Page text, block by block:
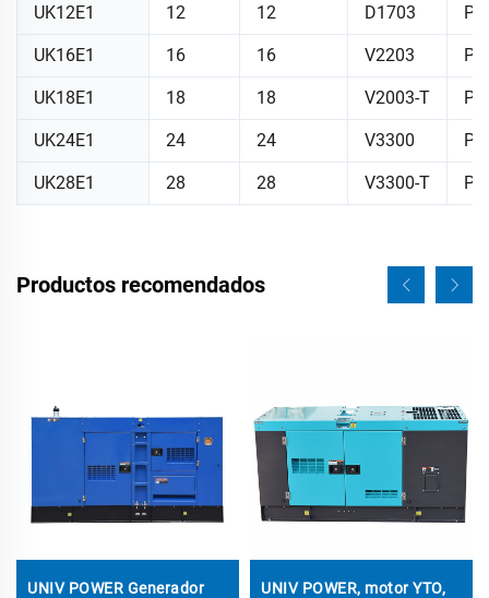
UK12E1 12 12 D1703
UK16E1 16 16 V2203
UK18E1 18 18 V2003-T
UK24E1 24 24 V3300
UK28E1 28 28 V3300-T
Productos recomendados
UNIV POWER Generador
UNIV POWER, motor YTO,